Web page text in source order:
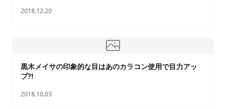
2018.12.20
黒木メイサの印象的な目はあのカラコン使用で目力アッ
プ?!
2018.10.03